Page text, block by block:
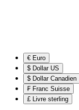
€ Euro
$ Dollar US
$ Dollar Canadien
₣ Franc Suisse
£ Livre sterling